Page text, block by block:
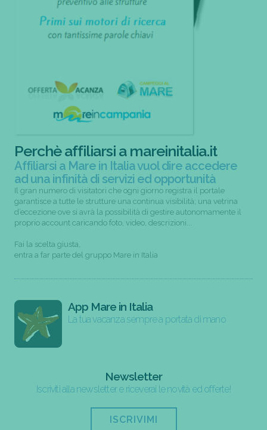
Perchè affiliarsi a mareinitalia.it
Affiliarsi a Mare in Italia vuol dire accedere
ad una infinità di servizi ed opportunità
Il gran numero di visitatori che ogni giorno registra il portale
garantisce a tutte le strutture una continua visibilità; una vetrina
d’eccezione ove si avrà la possibilità di gestire autonomamente il
proprio account caricando foto, video, descrizioni...
Fai la scelta giusta,
entra a far parte del gruppo Mare in Italia
App Mare in Italia
La tua vacanza sempre a portata di mano
Newsletter
Iscriviti alla newsletter e riceverai le novità ed offerte!
ISCRIVIMI